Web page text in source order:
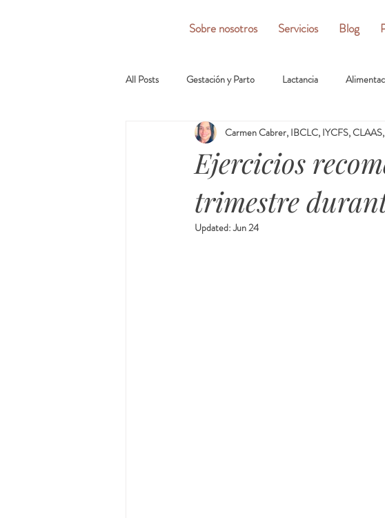
Sobre nosotros Servicios Blog
All Posts Gestación y Parto Lactancia
Ejercicios
trimestre
Carmen Cabrer, IBCLC, IYCFS,
Updated:Jun 24